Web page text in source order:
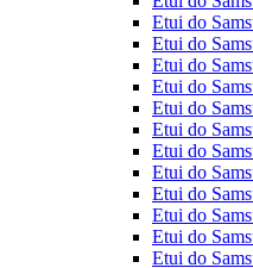
Etui do
Etui do
Etui do
Etui do
Etui do
Etui do
Etui do
Etui do
Etui do
Etui do
Etui do
Etui do